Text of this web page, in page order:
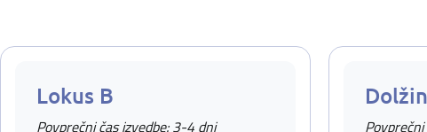
Lokus B
Povprečni čas izvedbe: 3-4 dni